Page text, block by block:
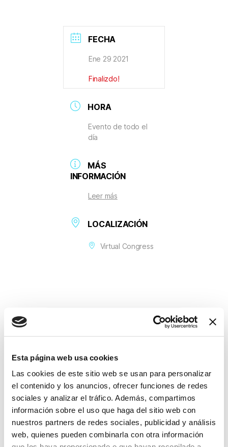
Esta página web usa cookies
Las cookies de este sitio web se usan para personalizar
el contenido y los anuncios, ofrecer funciones de redes
sociales y analizar el tráfico. Además, compartimos
información sobre el uso que haga del sitio web con
nuestros partners de redes sociales, publicidad y análisis
web, quienes pueden combinarla con otra información
FECHA
Ene 29 2021
Finalizdo!
HORA
Evento de todo el
día
MÁS
INFORMACIÓN
Leer más
LOCALIZACIÓN
Virtual Congress
Exportación + iCal / Outlook